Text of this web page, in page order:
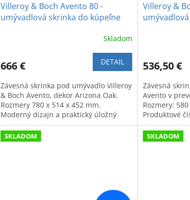
Villeroy & Boch Avento 80 -
umývadlová skrinka do kúpeľne
Skladom
666 € DETAIL
Závesná skrinka pod umývadlo Villeroy
& Boch Avento, dekor Arizona Oak.
Rozmery 780 x 514 x 452 mm.
Moderný dizajn a praktický úložný
priestor.
Villeroy &
536,50 €
Závesná
Avento v
Rozmery:
Produktové
dizajn do
SKLADOM SKLADOM